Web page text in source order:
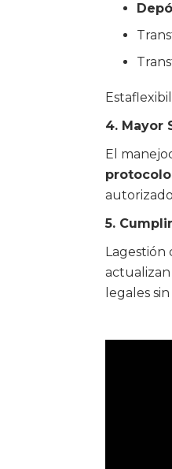
4. Mayor
El
5.
Lagestión
legales